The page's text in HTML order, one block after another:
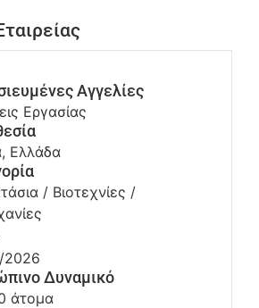
Αγγελίες
Εργασίας
Ελλάδα
/ Βιοτεχνίες /
2026
Δυναμικό
άτομα